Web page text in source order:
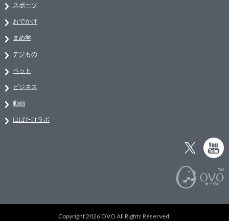
スポーツ
おでかけ
まめ学
デジもの
ペット
ビジネス
動画
はばたけラボ
Copyright 2026 OVO All Rights Reserved.